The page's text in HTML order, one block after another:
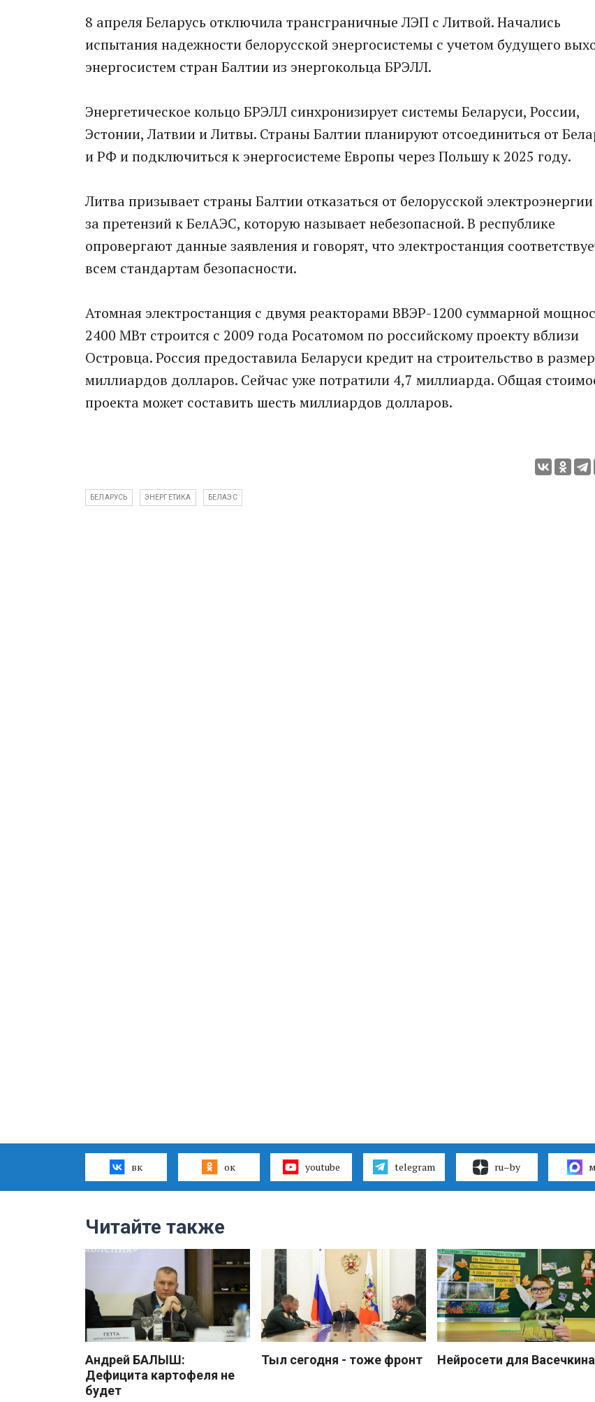
8 апреля Беларусь отключила трансграничные ЛЭП с Литвой. Начались
испытания надежности белорусской энергосистемы с учетом будущего
энергосистем стран Балтии из энергокольца БРЭЛЛ.
Энергетическое кольцо БРЭЛЛ синхронизирует системы Беларуси, России,
Эстонии, Латвии и Литвы. Страны Балтии планируют отсоединиться от
и РФ и подключиться к энергосистеме Европы через Польшу к 2025 году.
Литва призывает страны Балтии отказаться от белорусской
за претензий к БелАЭС, которую называет небезопасной. В республике
опровергают данные заявления и говорят, что электростанция
всем стандартам безопасности.
Атомная электростанция с двумя реакторами ВВЭР-1200 суммарной
2400 МВт строится с 2009 года Росатомом по российскому проекту вблизи
Островца. Россия предоставила Беларуси кредит на строительство в
миллиардов долларов. Сейчас уже потратили 4,7 миллиарда. Общая
проекта может составить шесть миллиардов долларов.
БЕЛАРУСЬ ЭНЕРГЕТИКА БЕЛАЭС
вк ок youtube telegram ru–by
Читайте также
Андрей БАЛЫШ:
Дефицита картофеля не
будет
Тыл сегодня - тоже фронт Нейросети для Васечкина